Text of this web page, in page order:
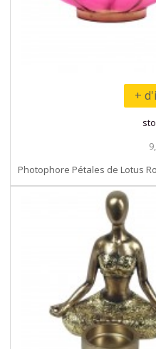
+
Photophore Pétales de Lotus